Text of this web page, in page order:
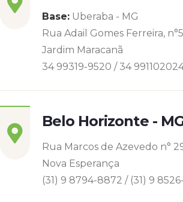
Base: Uberaba - MG
Rua Adail Gomes Ferreira,
Jardim Maracanã
34 99319-9520 / 34
Belo Horizonte -
Rua Marcos de Azevedo n°
Nova Esperança
(31) 9 8794-8872 / (31) 9